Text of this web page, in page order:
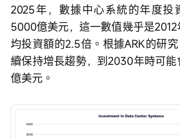
2025年，數據中心系統的年度投
5000億美元，這一數值幾乎是
均投資額的2.5倍。根據ARK的研
續保持增長趨勢，到2030年時可能
億美元。